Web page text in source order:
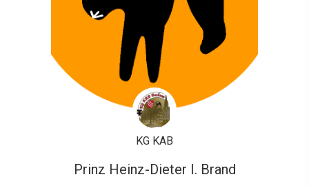
KG KAB
Prinz Heinz-Dieter I. Brand